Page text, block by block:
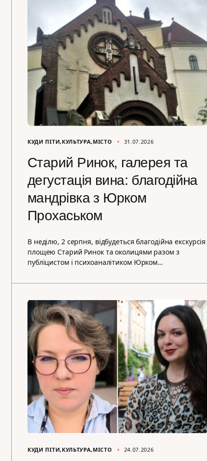
КУДИ ПІТИ КУЛЬТУРА МІСТО 31.07.2026
Старий Ринок, галерея та
дегустація вина: благодійна
мандрівка з Юрком
Прохаськом
В неділю, 2 серпня, відбудеться благодійна екскурсія
площею Старий Ринок та околицями разом з
публіцистом і психоаналітиком Юрком…
КУДИ ПІТИ КУЛЬТУРА МІСТО 24.07.2026